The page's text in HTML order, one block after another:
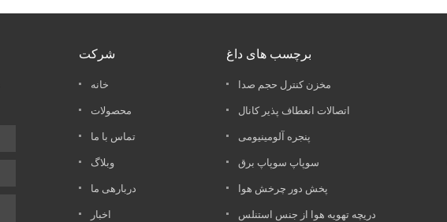
شرکت
خانه
محصولات
تماس با ما
وبلاگ
دربارهی ما
اخبار
برچسب های داغ
مخزن کنترل حجم صدا
اتصالات انعطاف پذیر کانال
پنجره آلومینیومی
سوپاپ سوپاپ برق
پخش دور چرخش هوا
دریچه تهویه هوا از جنس استنلس